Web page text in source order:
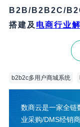
B2B/B2B2C/
搭建及 电商行业
b2b2c多用户商城系统
数商云是一家全链
业采购/DMS经销